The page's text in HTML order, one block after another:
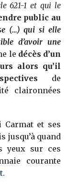
621-1 et qui le
public au
(…) qui si elle
d’avoir une
le décès d’un
alors qu’il
de
claironnées
Carmat et ses
jusqu’à quand
yeux sur ces
courante
.